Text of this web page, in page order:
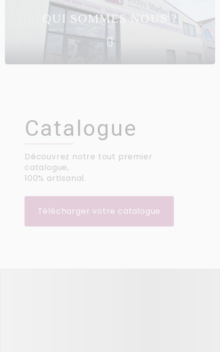
QUI SOMMES NOUS ?
Catalogue
Découvrez notre tout premier
catalogue,
100% artisanal.
Télécharger votre catalogue